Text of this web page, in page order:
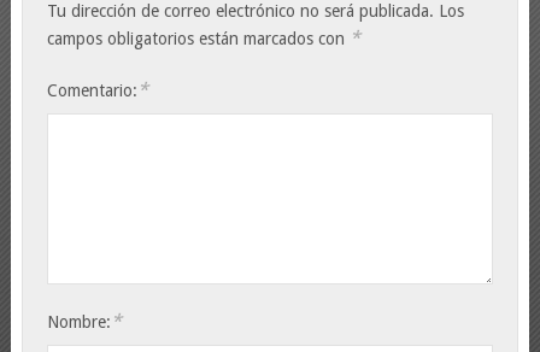
Tu dirección de correo electrónico no será publicada. Los
campos obligatorios están marcados con *
Comentario: *
Nombre: *